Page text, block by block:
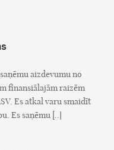
aizdevumu no
finansiālajām raizēm
Es atkal varu smaidīt
Es saņēmu [..]